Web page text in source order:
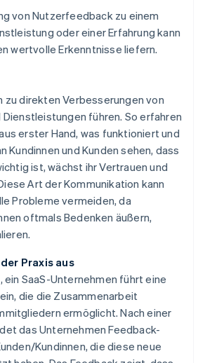
von Nutzerfeedback zu einem
oder einer Erfahrung kann
wertvolle Erkenntnisse liefern.
zu direkten Verbesserungen von
führen. So erfahren
erster Hand, was funktioniert und
Kundinnen und Kunden sehen, dass
ist, wächst ihr Vertrauen und
Art der Kommunikation kann
Probleme vermeiden, da
oftmals Bedenken äußern,
Praxis aus
ein SaaS-Unternehmen führt eine
die die Zusammenarbeit
ermöglicht. Nach einer
das Unternehmen Feedback-
Kundinnen, die diese neue